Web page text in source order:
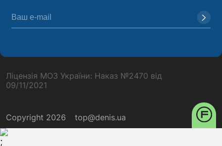
Copyright 2026 top@denis.ua
Ліцензія МОЗ України: Наказ №2470 від
09/11/2021
;